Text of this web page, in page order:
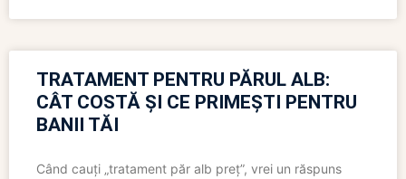
TRATAMENT PENTRU PĂRUL ALB:
CÂT COSTĂ ȘI CE PRIMEȘTI PENTRU
BANII TĂI
Când cauți „tratament păr alb preț”, vrei un răspuns